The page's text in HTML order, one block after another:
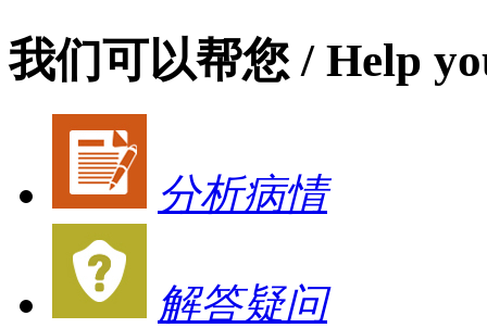
我们可以帮您 / Help
分析病情
解答疑问